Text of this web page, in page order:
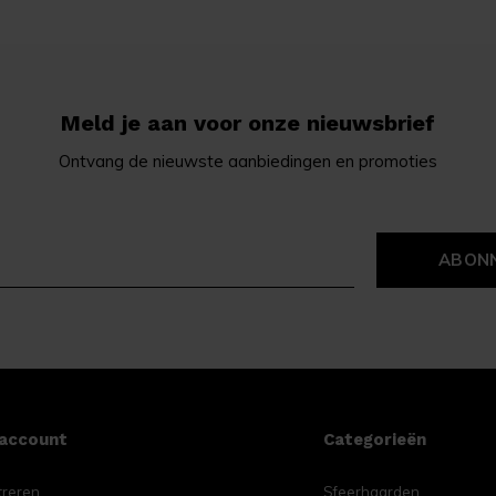
Meld je aan voor onze nieuwsbrief
Ontvang de nieuwste aanbiedingen en promoties
Categorieën
Sfeerhaarden